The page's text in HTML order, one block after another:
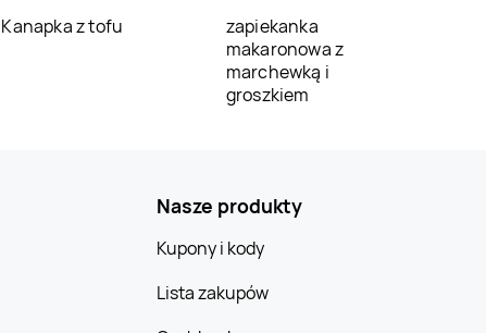
Kanapka z tofu
zapiekanka
makaronowa z
marchewką i
groszkiem
Nasze produkty
Kupony i kody
Lista zakupów